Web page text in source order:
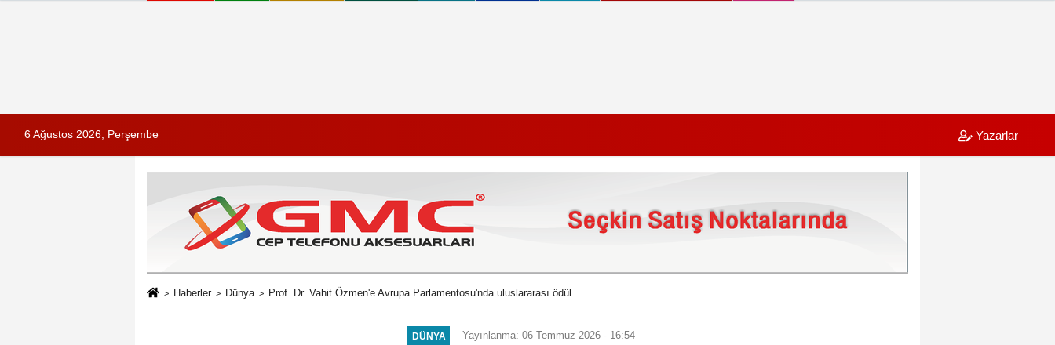
6 Ağustos 2026, Perşembe Yazarlar
Haberler Dünya Prof. Dr. Vahit Özmen'e Avrupa Parlamentosu'nda uluslararası ödül
DÜNYA Yayınlanma: 06 Temmuz 2026 - 16:54